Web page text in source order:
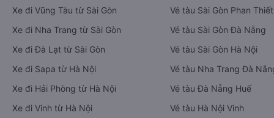
Xe đi Vũng Tàu từ Sài Gòn
Xe đi Nha Trang từ Sài Gòn
Xe đi Đà Lạt từ Sài Gòn
Xe đi Sapa từ Hà Nội
Xe đi Hải Phòng từ Hà Nội
Xe đi Vinh từ Hà Nội
Vé tàu Sài Gòn Phan Thiết
Vé tàu Sài Gòn Đà Nẵng
Vé tàu Sài Gòn Hà Nội
Vé tàu Nha Trang Đà
Vé tàu Đà Nẵng Huế
Vé tàu Hà Nội Vinh